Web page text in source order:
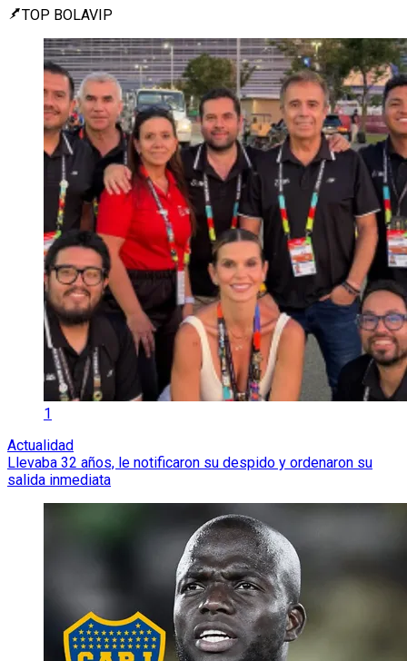
TOP BOLAVIP
1
Actualidad
Llevaba 32 años, le notificaron su despido y ordenaron su
salida inmediata